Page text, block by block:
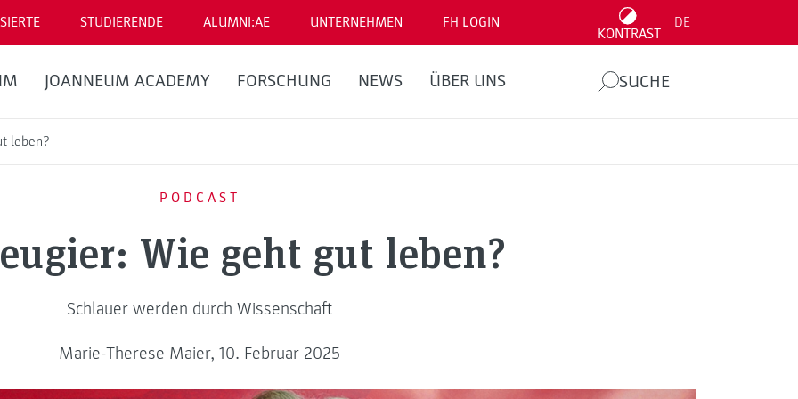
STUDIERENDE ALUMNI:AE UNTERNEHMEN FH LOGIN
KONTRAST
DE
JOANNEUM ACADEMY FORSCHUNG NEWS ÜBER UNS SUCHE
leben?
PODCAST
Wie geht gut leben?
Schlauer werden durch Wissenschaft
Marie-Therese Maier, 10. Februar 2025